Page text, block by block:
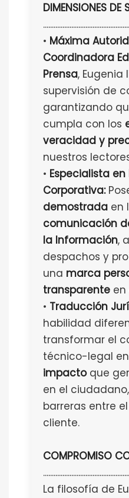
DIMENSIONES DE
• Máxima
Coordinadora
Prensa,
supervisión de
garantizando
cumpla con los
veracidad y
nuestros
• Especialista
Corporativa:
demostrada en
comunicación
la Información,
despachos y
una marca
transparente
• Traducción
habilidad
transformar el
técnico-legal en
impactoque
en el
barreras entre
cliente.
COMPROMISO
La filosofía de